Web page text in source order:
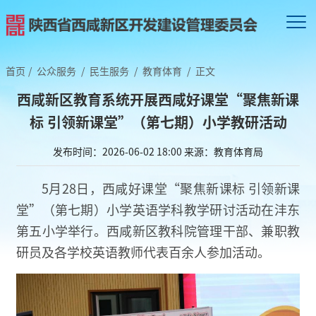
首页 / 公众服务 / 民生服务 / 教育体育 / 正文
西咸新区教育系统开展西咸好课堂“聚焦新课
标 引领新课堂”（第七期）小学教研活动
发布时间：2026-06-02 18:00 来源：教育体育局
5月28日，西咸好课堂“聚焦新课标 引领新课
堂”（第七期）小学英语学科教学研讨活动在沣东
第五小学举行。西咸新区教科院管理干部、兼职教
研员及各学校英语教师代表百余人参加活动。